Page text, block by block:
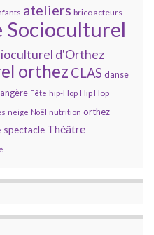
ateliers brico acteurs
Socioculturel
d'Orthez
orthez CLAS danse
Fête hip-Hop Hip Hop
neige Noël nutrition orthez
spectacle Théâtre